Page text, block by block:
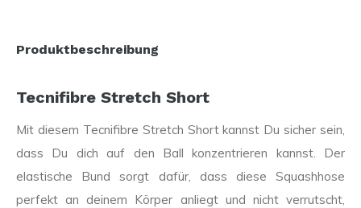
Produktbeschreibung
Tecnifibre Stretch Short
Mit diesem Tecnifibre Stretch Short kannst Du sicher sein,
dass Du dich auf den Ball konzentrieren kannst. Der
elastische Bund sorgt dafür, dass diese Squashhose
perfekt an deinem Körper anliegt und nicht verrutscht,